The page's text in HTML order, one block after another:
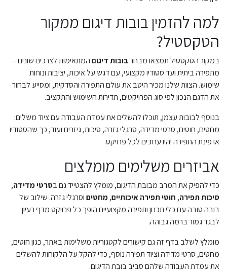
למה להזמין בובות דיגום ממקור
הטקסטיל?
במקור הטקסטיל תמצאו מבחרבובות דיגוםהמתאימות לצרכים שונים –
מתפירה ביתית ועד סטודיו מקצועי, עם דגש על איכות, יציבות ונוחות
שימוש. הצוות שלנו מכיר היטב את עולם התפירה והסדקית, ומסייע לבחור
את הדגם הנכון לפי סוג הפרויקטים, תדירות השימוש והתקציב.
בנוסף לבובות עצמן, תוכלו להשלים את עמדת העבודה עם ציוד משלים:
מחטים, חוטים, סרטי מדידה, סרגלי גזרה, סיכות, גיזרים ועוד, כך שהסטודיו
או פינת התפירה יהיו ערוכים לכל פרויקט.
אביזרים משלימים מומלצים
כדי להפיק את המרב מבובת הדיגום, מומלץ להצטייד גם בסרטי מדידה,
סיכות תפירה, חוטי תפירה איכותיים,מחטיםוסרגלי גזרה. שילוב של
בובה טובה עם כלי תכנון ותפירה מקצועיים הופך כל פרויקט מדף רעיון
לבגד גמור ברמה גבוהה.
מומלץ לשלב בדף זה גם קישורים לקטגוריות משלימות באתר, כגון חוטים,
מחטים, סרטי מדידה וציוד תפירה נוסף, כדי להקל על הלקוחות להשלים
את עמדת העבודה שלהם סביב בובת הדיגום.